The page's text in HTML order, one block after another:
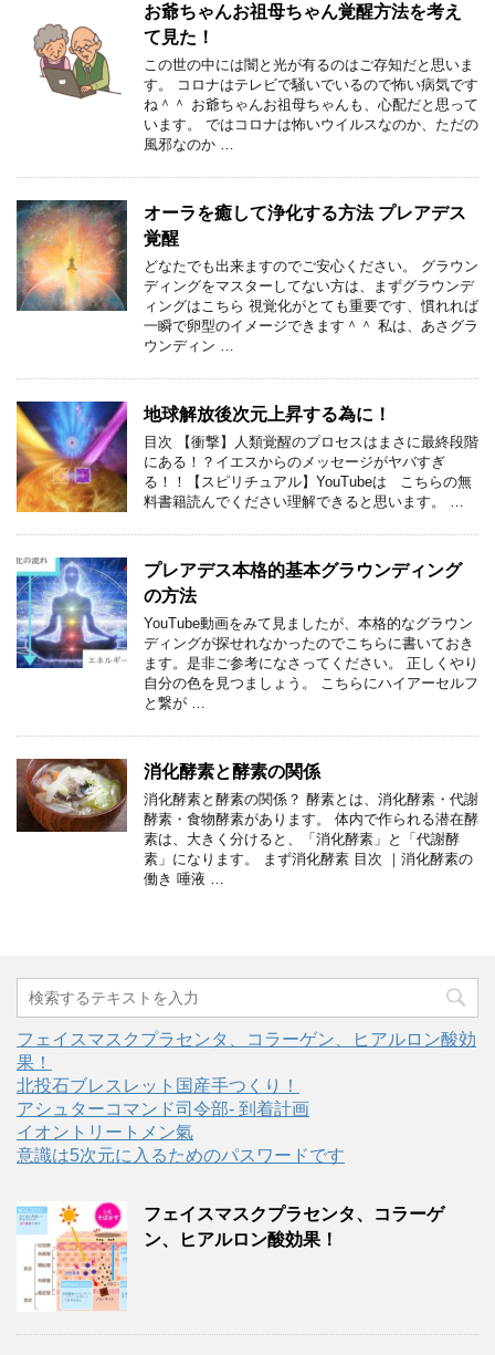
お爺ちゃんお祖母ちゃん覚醒方法を考え
て見た！
この世の中には闇と光が有るのはご存知だと思いま
す。 コロナはテレビで騒いでいるので怖い病気です
ね＾＾ お爺ちゃんお祖母ちゃんも、心配だと思って
います。 ではコロナは怖いウイルスなのか、ただの
風邪なのか …
オーラを癒して浄化する方法 プレアデス
覚醒
どなたでも出来ますのでご安心ください。 グラウン
ディングをマスターしてない方は、まずグラウンデ
ィングはこちら 視覚化がとても重要です、慣れれば
一瞬で卵型のイメージできます＾＾ 私は、あさグラ
ウンディン …
地球解放後次元上昇する為に！
目次 【衝撃】人類覚醒のプロセスはまさに最終段階
にある！？イエスからのメッセージがヤバすぎ
る！！【スピリチュアル】YouTubeは こちらの無
料書籍読んでください理解できると思います。 …
プレアデス本格的基本グラウンディング
の方法
YouTube動画をみて見ましたが、本格的なグラウン
ディングが探せれなかったのでこちらに書いておき
ます。是非ご参考になさってください。 正しくやり
自分の色を見つましょう。 こちらにハイアーセルフ
と繋が …
消化酵素と酵素の関係
消化酵素と酵素の関係？ 酵素とは、消化酵素・代謝
酵素・食物酵素があります。 体内で作られる潜在酵
素は、大きく分けると、「消化酵素」と「代謝酵
素」になります。 まず消化酵素 目次 ｜消化酵素の
働き 唾液 …
フェイスマスクプラセンタ、コラーゲン、ヒアルロン酸効
果！
北投石ブレスレット国産手つくり！
アシュターコマンド司令部- 到着計画
イオントリートメン氣
意識は5次元に入るためのパスワードです
フェイスマスクプラセンタ、コラーゲ
ン、ヒアルロン酸効果！